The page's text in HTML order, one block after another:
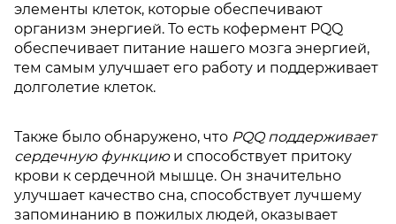
элементы клеток, которые обеспечивают
организм энергией. То есть кофермент PQQ
обеспечивает питание нашего мозга энергией,
тем самым улучшает его работу и поддерживает
долголетие клеток.
Также было обнаружено, что PQQ поддерживает
сердечную функциюи способствует притоку
крови к сердечной мышце. Он значительно
улучшает качество сна, способствует лучшему
запоминанию в пожилых людей, оказывает